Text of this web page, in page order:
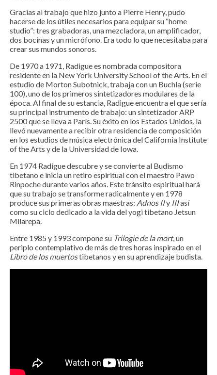
Gracias al trabajo que hizo junto a Pierre Henry, pudo
hacerse de los útiles necesarios para equipar su “home
studio”: tres grabadoras, una mezcladora, un amplificador,
dos bocinas y un micrófono. Era todo lo que necesitaba para
crear sus mundos sonoros.
De 1970 a 1971, Radigue es nombrada compositora
residente en la New York University School of the Arts. En el
estudio de Morton Subotnick, trabaja con un Buchla (serie
100), uno de los primeros sintetizadores modulares de la
época. Al final de su estancia, Radigue encuentra el que sería
su principal instrumento de trabajo: un sintetizador ARP
2500 que se lleva a París. Su éxito en los Estados Unidos, la
llevó nuevamente a recibir otra residencia de composición
en los estudios de música electrónica del California Institute
of the Arts y de la Universidad de Iowa.
En 1974 Radigue descubre y se convierte al Budismo
tibetano e inicia un retiro espiritual con el maestro Pawo
Rinpoche durante varios años. Este tránsito espiritual hará
que su trabajo se transforme radicalmente y en 1978
produce sus primeras obras maestras: Adnos IIy IIIasí
como su ciclo dedicado a la vida del yogi tibetano Jetsun
Milarepa.
Entre 1985 y 1993 compone su Trilogie de la mort, un
periplo contemplativo de más de tres horas inspirado en el
Libro de los muertostibetanos y en su aprendizaje budista.